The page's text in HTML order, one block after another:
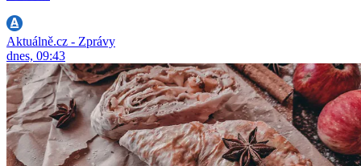
Aktuálně.cz - Zprávy
dnes, 09:43